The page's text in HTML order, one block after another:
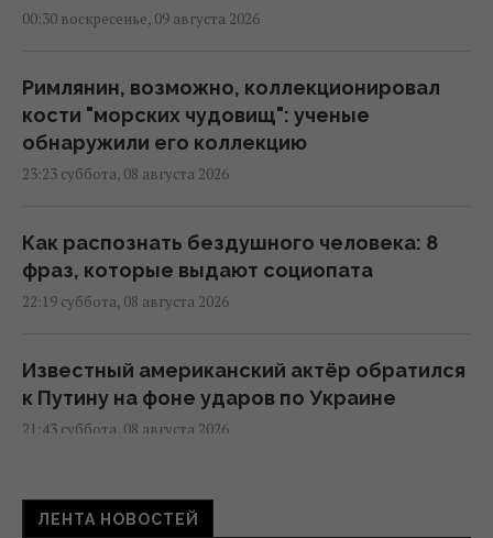
00:30 воскресенье, 09 августа 2026
Римлянин, возможно, коллекционировал
кости "морских чудовищ": ученые
обнаружили его коллекцию
23:23 суббота, 08 августа 2026
Как распознать бездушного человека: 8
фраз, которые выдают социопата
22:19 суббота, 08 августа 2026
Известный американский актёр обратился
к Путину на фоне ударов по Украине
21:43 суббота, 08 августа 2026
В СССР создали систему "судного дня",
которая до сих пор может уничтожить
ЛЕНТА НОВОСТЕЙ